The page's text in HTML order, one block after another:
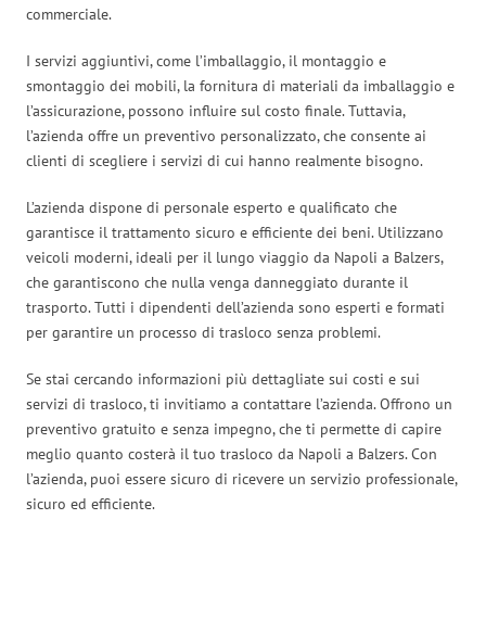
commerciale.
I servizi aggiuntivi, come l’imballaggio, il montaggio e
smontaggio dei mobili, la fornitura di materiali da imballaggio e
l’assicurazione, possono influire sul costo finale. Tuttavia,
l’azienda offre un preventivo personalizzato, che consente ai
clienti di scegliere i servizi di cui hanno realmente bisogno.
L’azienda dispone di personale esperto e qualificato che
garantisce il trattamento sicuro e efficiente dei beni. Utilizzano
veicoli moderni, ideali per il lungo viaggio da Napoli a Balzers,
che garantiscono che nulla venga danneggiato durante il
trasporto. Tutti i dipendenti dell’azienda sono esperti e formati
per garantire un processo di trasloco senza problemi.
Se stai cercando informazioni più dettagliate sui costi e sui
servizi di trasloco, ti invitiamo a contattare l’azienda. Offrono un
preventivo gratuito e senza impegno, che ti permette di capire
meglio quanto costerà il tuo trasloco da Napoli a Balzers. Con
l’azienda, puoi essere sicuro di ricevere un servizio professionale,
sicuro ed efficiente.